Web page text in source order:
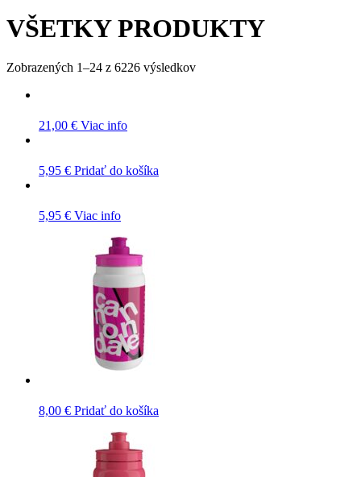
VŠETKY PRODUKTY
Zobrazených 1–24 z 6226 výsledkov
21,00 € Viac info
5,95 € Pridať do košíka
5,95 € Viac info
8,00 € Pridať do košíka